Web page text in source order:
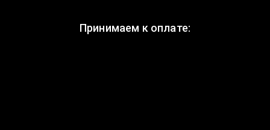
Принимаем к оплате: